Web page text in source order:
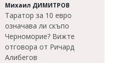
Михаил ДИМИТРОВ
Таратор за 10 евро
означава ли скъпо
Черноморие? Вижте
отговора от Ричард
Алибегов